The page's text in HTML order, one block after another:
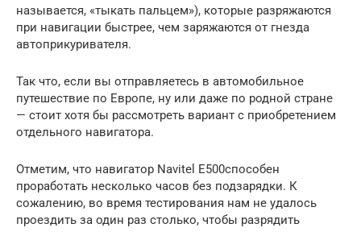
называется, «тыкать пальцем»), которые разряжаются
при навигации быстрее, чем заряжаются от гнезда
автоприкуривателя.
Так что, если вы отправляетесь в автомобильное
путешествие по Европе, ну или даже по родной стране
— стоит хотя бы рассмотреть вариант с приобретением
отдельного навигатора.
Отметим, что навигатор Navitel E500способен
проработать несколько часов без подзарядки. К
сожалению, во время тестирования нам не удалось
проездить за один раз столько, чтобы разрядить